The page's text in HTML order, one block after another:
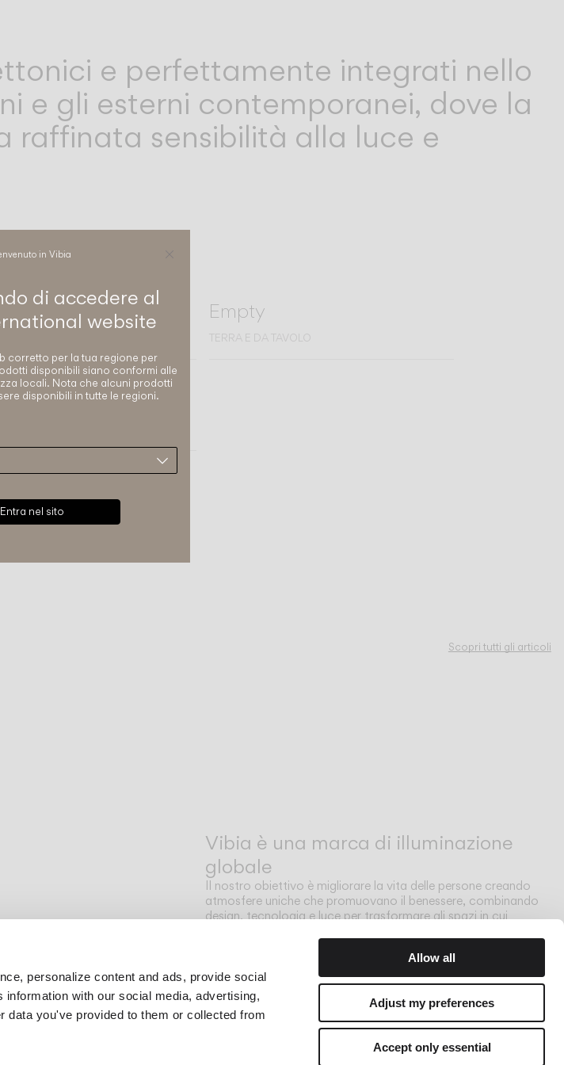
personalize content and ads, provide social
with our social media, advertising,
you've provided to them or collected from
Allow all
Adjust my preferences
Accept only essential
e perfettamente integrati nello
e gli esterni contemporanei, dove la
raffinata sensibilità alla luce e
plus Empty
TERRA E DA TAVOLO
Scopri tutti gli articoli
Vibia è una marca di illuminazione
globale
Il nostro obiettivo è migliorare la vita delle persone creando
atmosfere uniche che promuovano il benessere, combinando
design, tecnologia e luce per trasformare gli spazi in cui
in Vibia
di accedere al
website
corretto per la tua regione per
disponibili siano conformi alle
locali. Nota che alcuni prodotti
disponibili in tutte le regioni.
Entra nel sito